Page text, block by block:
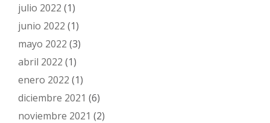
julio 2022 (1)
junio 2022 (1)
mayo 2022 (3)
abril 2022 (1)
enero 2022 (1)
diciembre 2021 (6)
noviembre 2021 (2)